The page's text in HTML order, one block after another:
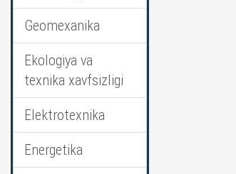
Geomexanika
Ekologiya va
texnika xavfsizligi
Elektrotexnika
Energetika